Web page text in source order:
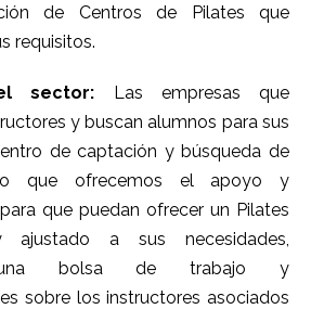
de Centros de Pilates que
requisitos.
sector: Las empresas que
y buscan alumnos para sus
de captación y búsqueda de
que ofrecemos el apoyo y
que puedan ofrecer un Pilates
a sus necesidades,
una bolsa de trabajo y
sobre los instructores asociados